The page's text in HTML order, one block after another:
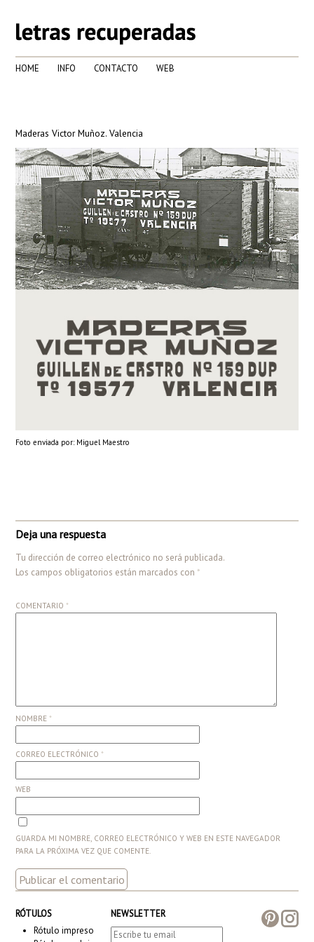
HOME INFO CONTACTO WEB
Maderas Victor Muñoz. Valencia
Foto enviada por: Miguel Maestro
Deja una respuesta
Tu dirección de correo electrónico no será publicada.
Los campos obligatorios están marcados con*
COMENTARIO*
NOMBRE*
CORREO ELECTRÓNICO*
WEB
GUARDA MI NOMBRE, CORREO ELECTRÓNICO Y WEB EN ESTE NAVEGADOR
PARA LA PRÓXIMA VEZ QUE COMENTE.
RÓTULOS
Rótulo impreso
NEWSLETTER